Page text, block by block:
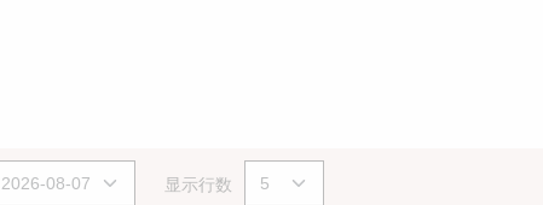
显示行数